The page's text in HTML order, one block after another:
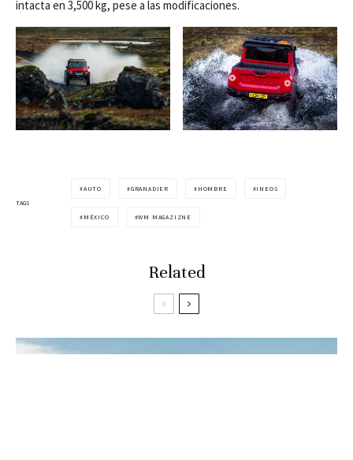
intacta en 3,500 kg, pese a las modificaciones.
TAGS
AUTO GRANADIER HOMBRE INEOS
MÉXICO WM MAGAZIZNE
Related